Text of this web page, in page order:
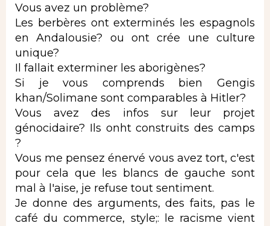
Vous avez un problème?
Les berbères ont exterminés les espagnols
en Andalousie? ou ont crée une culture
unique?
Il fallait exterminer les aborigènes?
Si je vous comprends bien Gengis
khan/Solimane sont comparables à Hitler?
Vous avez des infos sur leur projet
génocidaire? Ils onht construits des camps
?
Vous me pensez énervé vous avez tort, c'est
pour cela que les blancs de gauche sont
mal à l'aise, je refuse tout sentiment.
Je donne des arguments, des faits, pas le
café du commerce, style;: le racisme vient